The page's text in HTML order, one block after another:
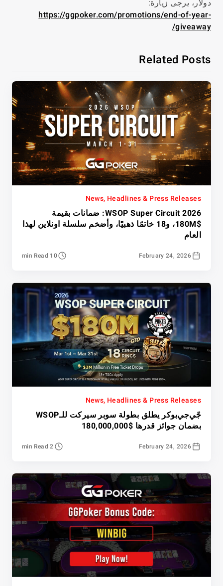
دولار، يرجى زيارة:
https://ggpoker.com/promotions/end-of-year-
giveaway/
Related Posts
News, Headlines & Press Releases
WSOP Super Circuit 2026: ضمانات بقيمة
$180M، و18 خاتمًا ذهبيًا، وأضخم سلسلة اونلاين لهذا
العام
February 24, 2026
10 min Read
News, Headlines & Press Releases
جّي‌جي‌بوكر يطلق بطولة سوبر سيركت للـWSOP
بضمان جوائز قدرها $180,000,000
February 24, 2026
2 min Read